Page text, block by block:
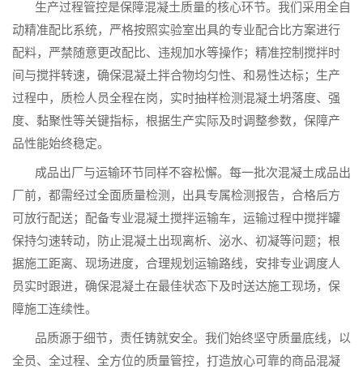
生产过程管控是保障混凝土质量的核心环节。我们采用全自
动精准配比系统，严格按照实验室出具的专业配合比方案进行
配料，严禁随意更改配比、违规加水等操作；精准控制搅拌时
间与搅拌转速，确保混凝土拌合物均匀性、和易性达标；生产
过程中，质检人员全程在岗，实时抽样检测混凝土坍落度、强
度、黏聚性等关键指标，根据生产实际及时调整参数，保障产
品性能始终稳定。
成品出厂与运输环节同样不容松懈。每一批次混凝土成品出
厂前，都需经过全面质量检测，出具专属检测报告，合格后方
可放行配送；配备专业混凝土搅拌运输车，运输过程中搅拌罐
保持匀速转动，防止混凝土出现离析、泌水、初凝等问题；根
据施工距离、现场进度，合理规划运输路线，安排专业调度人
员实时跟进，确保混凝土在最佳状态下及时送达施工现场，保
障施工连续性。
品质源于细节，责任铸就安全。我们始终坚守质量底线，以
全员、全过程、全方位的质量管控，打造放心可靠的商品混凝